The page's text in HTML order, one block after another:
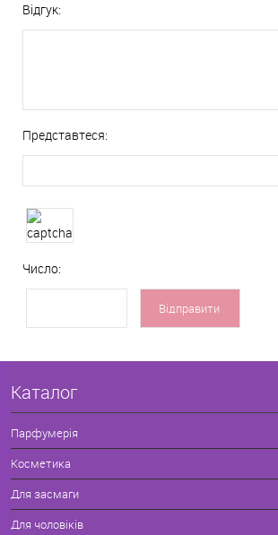
Відгук:
Представтеся:
Число:
Каталог
Парфумерія
Косметика
Для засмаги
Для чоловіків